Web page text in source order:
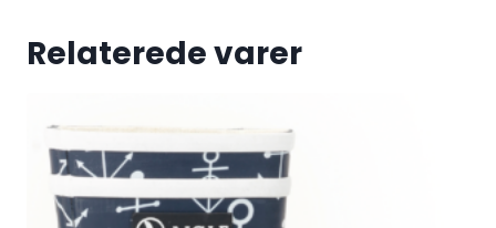
Relaterede varer